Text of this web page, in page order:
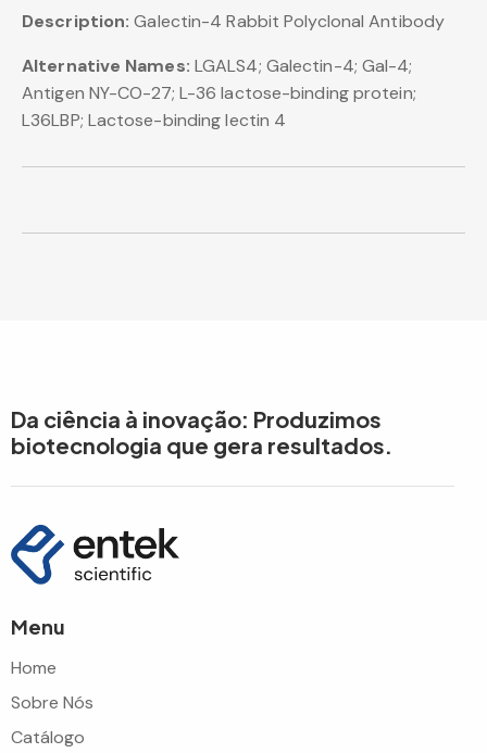
Description: Galectin-4 Rabbit Polyclonal Antibody
Alternative Names: LGALS4; Galectin-4; Gal-4;
Antigen NY-CO-27; L-36 lactose-binding protein;
L36LBP; Lactose-binding lectin 4
Da ciência à inovação: Produzimos
biotecnologia que gera resultados.
Menu
Home
Sobre Nós
Catálogo